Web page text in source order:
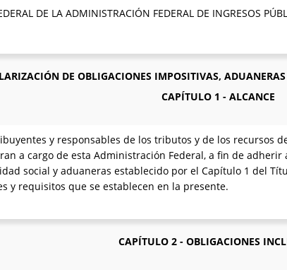
DE LA ADMINISTRACIÓN FEDERAL DE INGRESOS
DE OBLIGACIONES IMPOSITIVAS,
CAPÍTULO 1 - ALCANCE
y responsables de los tributos y de los recursos
a cargo de esta Administración Federal, a fin de
social y aduaneras establecido por el Capítulo 1 del
y requisitos que se establecen en la presente.
CAPÍTULO 2 - OBLIGACIONES